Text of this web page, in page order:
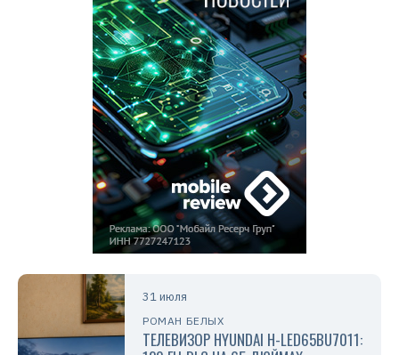
31 июля
РОМАН БЕЛЫХ
ТЕЛЕВИЗОР HYUNDAI H-LED65BU7011: